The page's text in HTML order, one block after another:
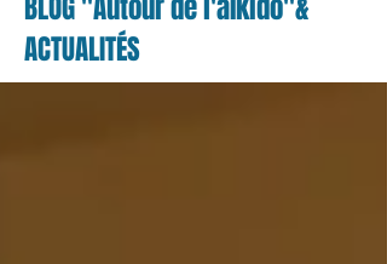
BLOG "Autour de l'aïkido"&
ACTUALITÉS